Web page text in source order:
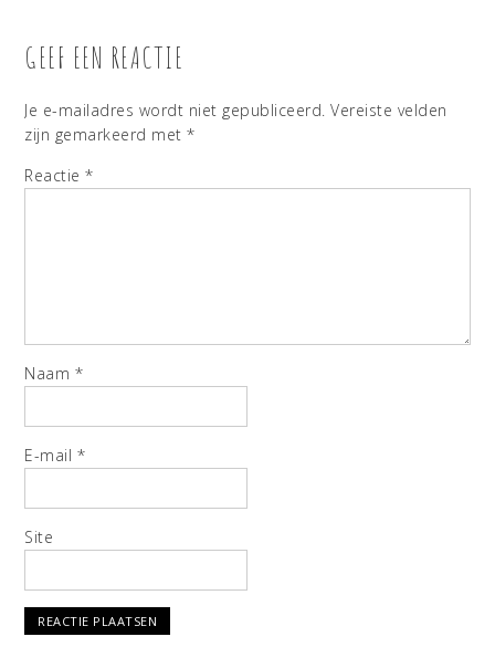
GEEF EEN REACTIE
Je e-mailadres wordt niet gepubliceerd. Vereiste velden
zijn gemarkeerd met*
Reactie*
Naam *
E-mail *
Site